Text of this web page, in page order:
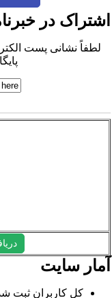
در
لطفاً نشانی پست
سایت
کل کاربران ثبت شده: 2011